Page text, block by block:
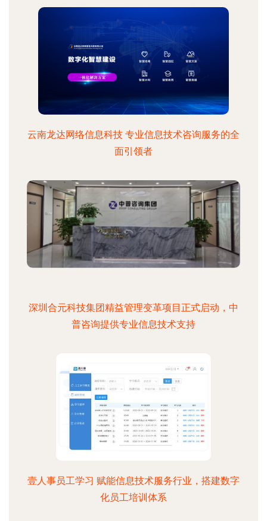
云南龙达网络信息科技 专业信息技术咨询服务的全
面引领者
深圳合元科技集团精益管理变革项目正式启动，中
普咨询提供专业信息技术支持
壹人事员工学习 赋能信息技术服务行业，搭建数字
化员工培训体系